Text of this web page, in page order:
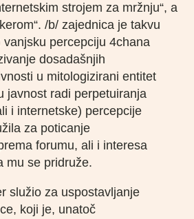
strojem za mržnju“, a
/b/ zajednica je takvu
percepciju 4chana
dosadašnjih
u mitologizirani entitet
javnost radi perpetuiranja
i internetske) percepcije
za poticanje
forumu, ali i interesa
mu se pridruže.
služio za uspostavljanje
koji je, unatoč